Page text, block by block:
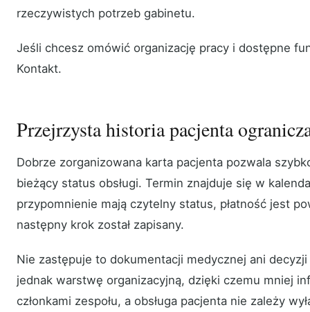
rzeczywistych potrzeb gabinetu.
Jeśli chcesz omówić organizację pracy i dostępne
Kontakt.
Przejrzysta historia pacjenta
Dobrze zorganizowana karta pacjenta pozwala
bieżący status obsługi. Termin znajduje się w
przypomnienie mają czytelny status, płatność jest
następny krok został zapisany.
Nie zastępuje to dokumentacji medycznej ani
jednak warstwę organizacyjną, dzięki czemu mniej
członkami zespołu, a obsługa pacjenta nie zależy